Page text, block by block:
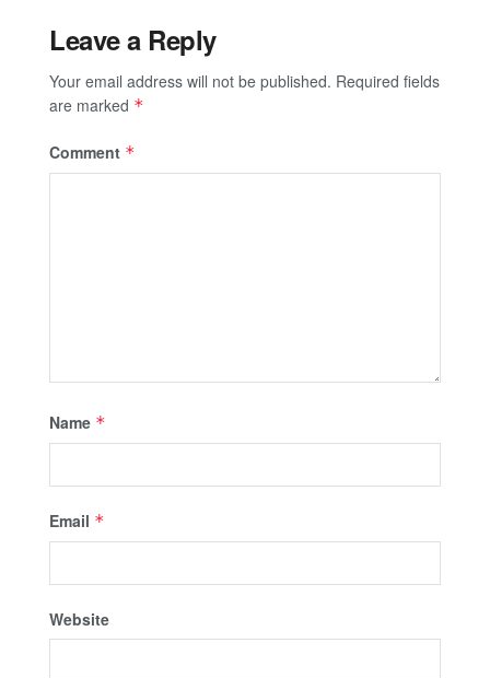
Leave a Reply
Your email address will not be published. Required fields
are marked *
Comment *
Name *
Email *
Website